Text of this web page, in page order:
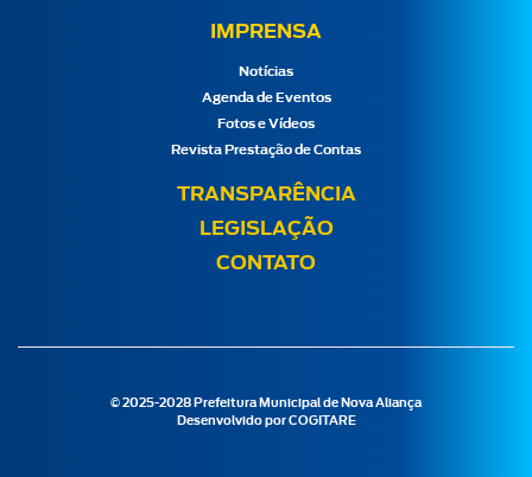
IMPRENSA
Notícias
Agenda de Eventos
Fotos e Vídeos
Revista Prestação de Contas
TRANSPARÊNCIA
LEGISLAÇÃO
CONTATO
© 2025-2028 Prefeitura Municipal de Nova Aliança
Desenvolvido por COGITARE